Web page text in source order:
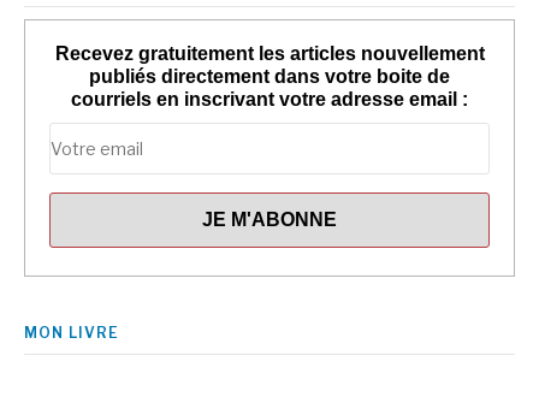
Recevez gratuitement les articles nouvellement
publiés directement dans votre boite de
courriels en inscrivant votre adresse email :
MON LIVRE